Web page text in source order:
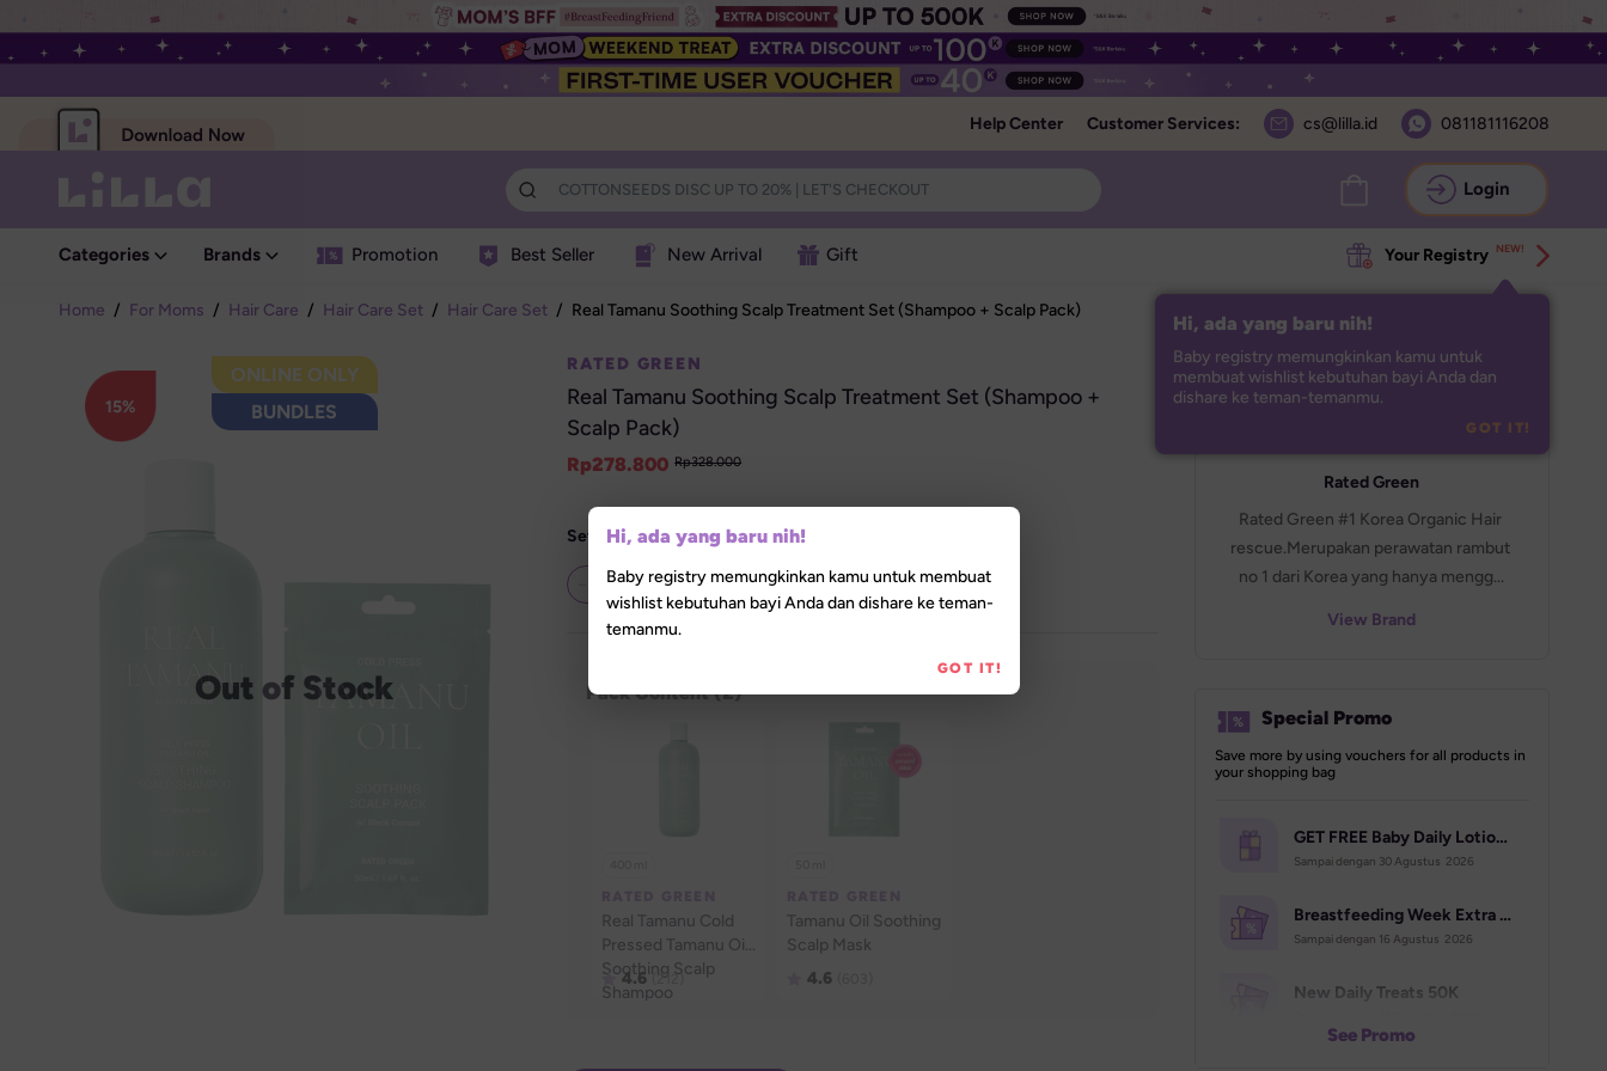
Help Center Customer Services: cs@lilla.id 081181116208
Login
Categories Brands Promotion Best Seller New Arrival Gift Your Registry NEW!
Hi, ada yang baru nih!
Baby registry memungkinkan kamu untuk
membuat wishlist kebutuhan bayi Anda dan
dishare ke teman-temanmu.
GOT IT!
Home / For Moms / Hair Care / Hair Care Set / Hair Care Set / Real Tamanu Soothing Scalp Treatment Set (Shampoo + Scalp Pack)
ONLINE ONLY
BUNDLES
Out of Stock
15%
RATED GREEN
Real Tamanu Soothing Scalp Treatment Set (Shampoo +
Scalp Pack)
Rp278.800 Rp328.000
Set Quantity
Pack Content (2)
Real Tamanu Cold
Pressed Tamanu Oil
Soothing Scalp
Shampoo
4.6 (212)
Tamanu Oil Soothing
Scalp Mask
4.6
Rated Green
Rated Green #1 Korea Organic Hair
rescue.Merupakan perawatan rambut
no 1 dari Korea yang hanya mengg...
View Brand
Special Promo
Save more by using vouchers for all products in
your shopping bag
GET FREE Baby Daily Lotion 400ml | Campaign Aug
Sampai dengan 30 Agustus  2026
Breastfeeding Week Extra Voucher (70K)
Sampai dengan 16 Agustus  2026
New Daily Treats 50K
See Promo
Hi, ada yang baru nih!
Baby registry memungkinkan kamu untuk membuat
wishlist kebutuhan bayi Anda dan dishare ke teman-
temanmu.
GOT IT!